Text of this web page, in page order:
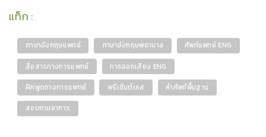
แท็ก :
ภาษาอังกฤษแพทย์ ภาษาอังกฤษพยาบาล
ศัพท์แพทย์ ENG
สื่อสารทางการแพทย์
การออกเสียง ENG
ฝึกพูดทางการแพทย์
พรีเซ้นต์เคส
คำศัพท์พื้นฐาน
สอบถามอาการ